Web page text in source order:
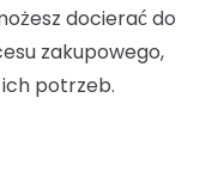
docierać do
zakupowego,
potrzeb.